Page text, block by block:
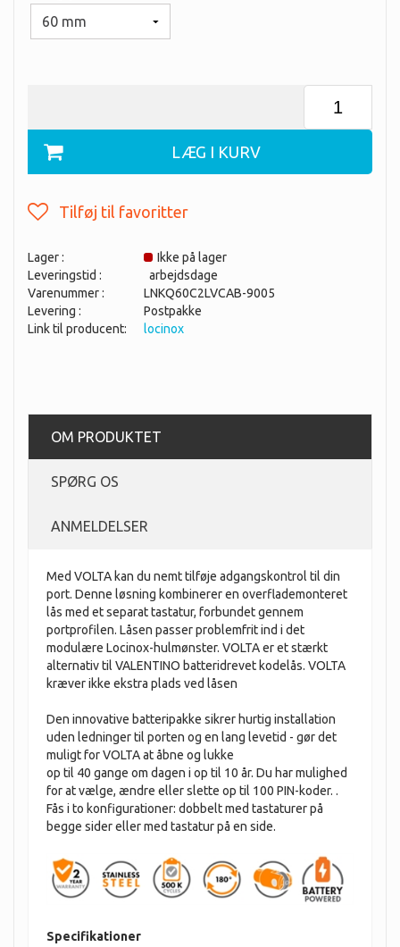
Lager :
Ikke på lager
Leveringstid :
arbejdsdage
Varenummer :
LNKQ60C2LVCAB-9005
Levering :
Postpakke
Link til producent:
locinox
OM PRODUKTET
SPØRG OS
ANMELDELSER
Med VOLTA kan du nemt tilføje adgangskontrol til din
port. Denne løsning kombinerer en overflademonteret
lås med et separat tastatur, forbundet gennem
portprofilen. Låsen passer problemfrit ind i det
modulære Locinox-hulmønster. VOLTA er et stærkt
alternativ til VALENTINO batteridrevet kodelås. VOLTA
kræver ikke ekstra plads ved låsen
Den innovative batteripakke sikrer hurtig installation
uden ledninger til porten og en lang levetid - gør det
muligt for VOLTA at åbne og lukke
op til 40 gange om dagen i op til 10 år. Du har mulighed
for at vælge, ændre eller slette op til 100 PIN-koder. .
Fås i to konfigurationer: dobbelt med tastaturer på
begge sider eller med tastatur på en side.
Specifikationer